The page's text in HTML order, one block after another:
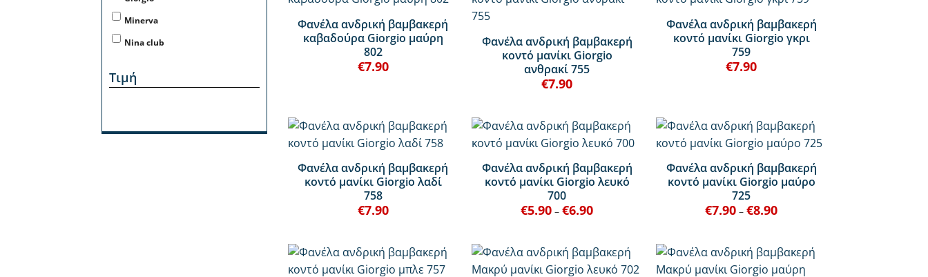
Minerva
Nina club
Τιμή
Φανέλα ανδρική βαμβακερή
καβαδούρα Giorgio μαύρη
802
€7.90
+
Φανέλα ανδρική βαμβακερή
κοντό μανίκι Giorgio
ανθρακί 755
€7.90
Φανέλα ανδρική βαμβακερή
κοντό μανίκι Giorgio γκρι
759
€7.90
Φανέλα ανδρική βαμβακερή
κοντό μανίκι Giorgio λαδί
758
€7.90
Φανέλα ανδρική βαμβακερή
κοντό μανίκι Giorgio λευκό
700
€5.90 – €6.90Price
€6.90
Φανέλα ανδρική βαμβακερή
κοντό μανίκι Giorgio μαύρο
725
€7.90 – €8.90Price
€8.90